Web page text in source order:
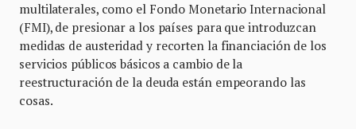
multilaterales, como el Fondo Monetario Internacional
(FMI), de presionar a los países para que introduzcan
medidas de austeridad y recorten la financiación de los
servicios públicos básicos a cambio de la
reestructuración de la deuda están empeorando las
cosas.